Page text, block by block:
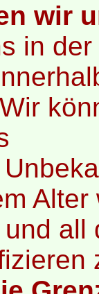
wir
in
all